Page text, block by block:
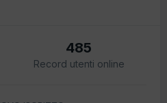
485
Record utenti online